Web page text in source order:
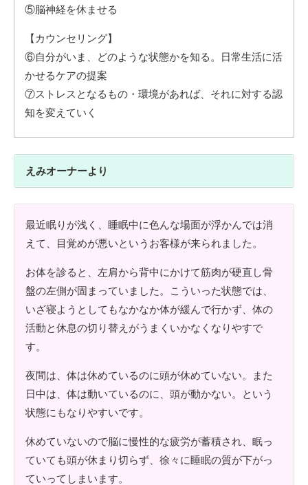
⑤脳神経を休ませる
​【カウンセリング】
⑥自分がいま、どのような状態かを知る。日常生活に活
かせるケアの提案
⑦ストレスとなるもの・環境があれば、それに対する認
知を変えていく
えみオーナーより
最近眠りが浅く、睡眠中に色んな場面が浮かんでは消
えて、目覚めが悪いというお客様が来られました。
お体を診ると、左肩から背中にかけて筋肉が硬直し骨
盤の左側が固まっていました。こういった状態では、
いざ寝ようとしてもなかなか体が緩んで行かず、体の
活動と休息の切り替えがうまくいかなくなりやすで
す。
夜間は、体は休めているのに頭が休めていない。また
日中は、体は動いているのに、頭が動かない。という
状態にもなりやすいです。
休めていないので脳に慢性的な疲労が蓄積され、眠っ
ていても頭が休まり切らず、徐々に睡眠の質が下がっ
ていってしまいます。